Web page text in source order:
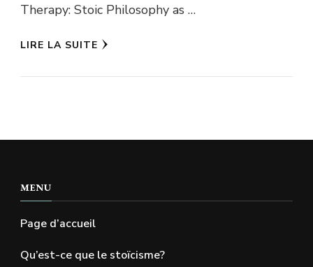
Therapy: Stoic Philosophy as …
LIRE LA SUITE
MENU
Page d’accueil
Qu’est-ce que le stoïcisme?